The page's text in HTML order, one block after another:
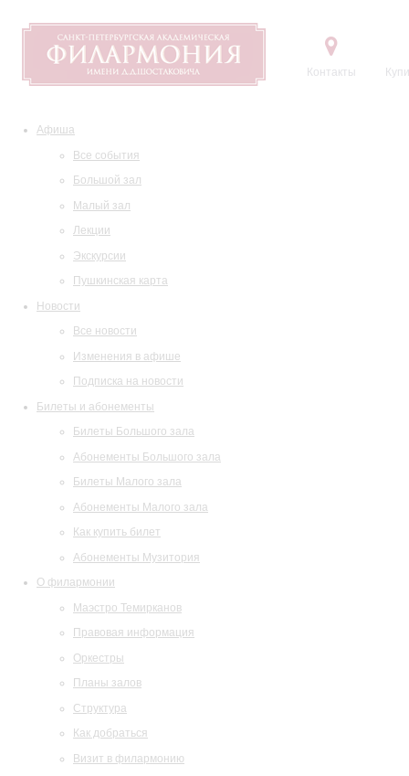
Контакты
Афиша
Все события
Большой зал
Малый зал
Лекции
Экскурсии
Пушкинская карта
Новости
Все новости
Изменения в афише
Подписка на новости
Билеты и абонементы
Билеты Большого зала
Абонементы Большого зала
Билеты Малого зала
Абонементы Малого зала
Как купить билет
Абонементы Музитория
О филармонии
Маэстро Темирканов
Правовая информация
Оркестры
Планы залов
Структура
Как добраться
Визит в филармонию